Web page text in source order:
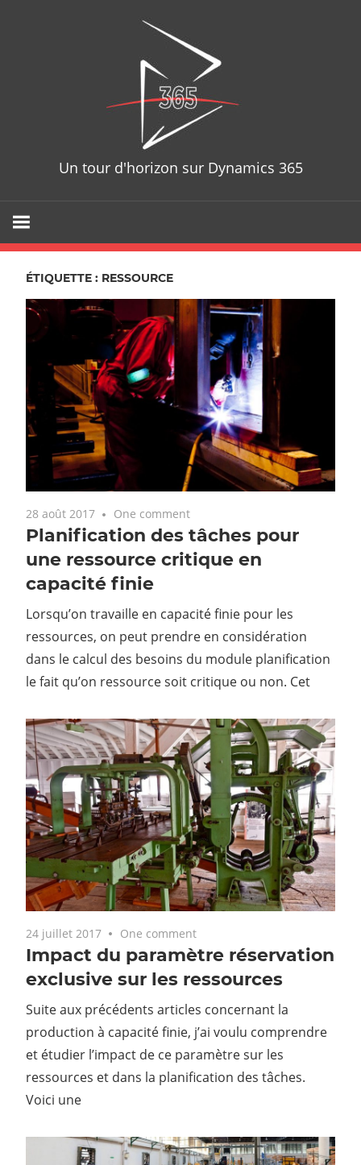
Un tour d'horizon sur Dynamics 365
ÉTIQUETTE : RESSOURCE
28 août 2017 One comment
Planification des tâches pour
une ressource critique en
capacité finie
Lorsqu’on travaille en capacité finie pour les
ressources, on peut prendre en considération
dans le calcul des besoins du module planification
le fait qu’on ressource soit critique ou non. Cet
24 juillet 2017 One comment
Impact du paramètre réservation
exclusive sur les ressources
Suite aux précédents articles concernant la
production à capacité finie, j’ai voulu comprendre
et étudier l’impact de ce paramètre sur les
ressources et dans la planification des tâches.
Voici une